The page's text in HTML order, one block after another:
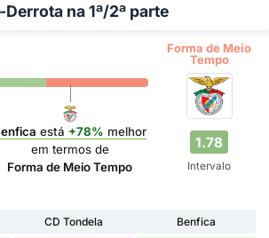
na 1ª/2ª parte
Forma de Meio
Tempo
está +78% melhor
em termos de
Forma de Meio Tempo
1.78
Intervalo
CD Tondela
Benfica